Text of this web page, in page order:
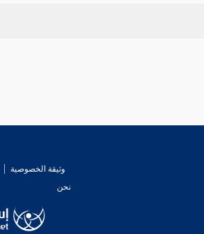
وثيقة الخصوصية
نحن